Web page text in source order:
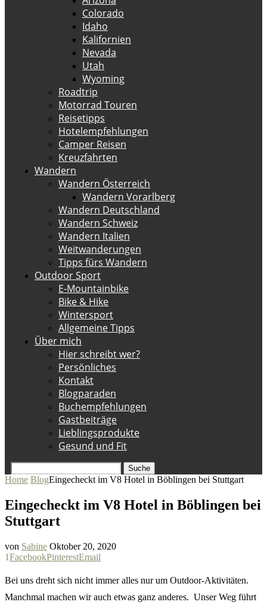
Colorado
Idaho
Kalifornien
Nevada
Utah
Wyoming
Roadtrip
Motorrad Touren
Reisetipps
Hotelempfehlungen
Camper Reisen
Kreuzfahrten
Wandern
Wandern Österreich
Wandern Vorarlberg
Wandern Deutschland
Wandern Schweiz
Wandern Italien
Weitwanderungen
Tipps fürs Wandern
Outdoor Sport
E-Mountainbike
Bike & Hike
Wintersport
Allgemeine Tipps
Über mich
Hier schreibt wer?
Persönliches
Kontakt
Blogparaden
Buchempfehlungen
Gastbeiträge
Lieblingsprodukte
Gesund und Fit
Suche
Home BlogEingecheckt im V8 Hotel in Böblingen bei Stuttgart
Eingecheckt im V8 Hotel in Böblingen bei
Stuttgart
von Sabine Oktober 20, 2020
1FacebookPinterestEmail
Bei uns dreht sich nicht immer alles nur um Outdoor-Aktivitäten.
Manchmal machen wir auch etwas ganz anderes. Unser Weg führt